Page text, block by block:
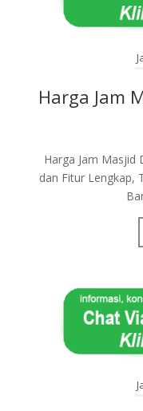
Harga Jam
Harga Jam Masjid
dan Fitur Lengkap,